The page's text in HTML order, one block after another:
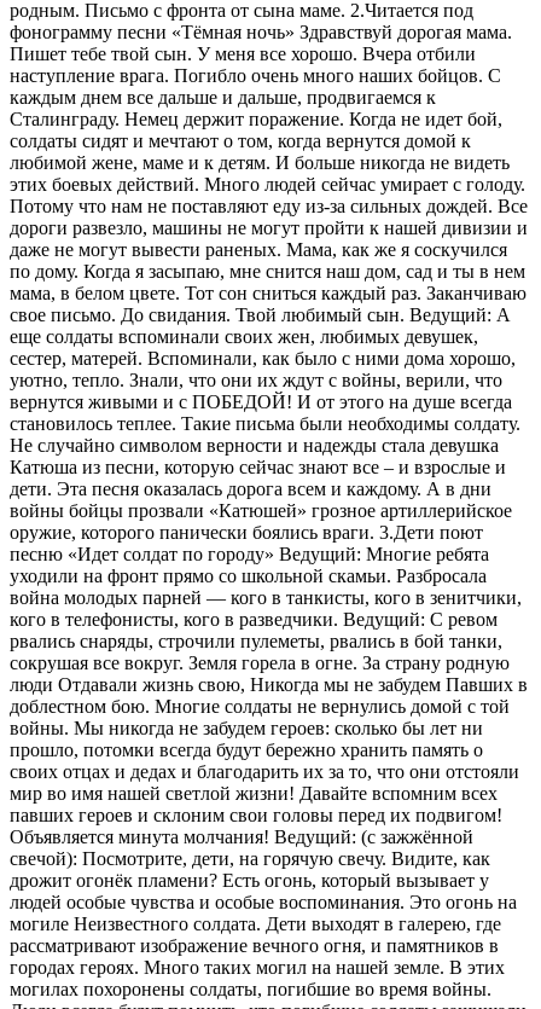
родным. Письмо с фронта от сына маме. 2.Читается под
фонограмму песни «Тёмная ночь» Здравствуй дорогая мама.
Пишет тебе твой сын. У меня все хорошо. Вчера отбили
наступление врага. Погибло очень много наших бойцов. С
каждым днем все дальше и дальше, продвигаемся к
Сталинграду. Немец держит поражение. Когда не идет бой,
солдаты сидят и мечтают о том, когда вернутся домой к
любимой жене, маме и к детям. И больше никогда не видеть
этих боевых действий. Много людей сейчас умирает с голоду.
Потому что нам не поставляют еду из-за сильных дождей. Все
дороги развезло, машины не могут пройти к нашей дивизии и
даже не могут вывести раненых. Мама, как же я соскучился
по дому. Когда я засыпаю, мне снится наш дом, сад и ты в нем
мама, в белом цвете. Тот сон сниться каждый раз. Заканчиваю
свое письмо. До свидания. Твой любимый сын. Ведущий: А
еще солдаты вспоминали своих жен, любимых девушек,
сестер, матерей. Вспоминали, как было с ними дома хорошо,
уютно, тепло. Знали, что они их ждут с войны, верили, что
вернутся живыми и с ПОБЕДОЙ! И от этого на душе всегда
становилось теплее. Такие письма были необходимы солдату.
Не случайно символом верности и надежды стала девушка
Катюша из песни, которую сейчас знают все – и взрослые и
дети. Эта песня оказалась дорога всем и каждому. А в дни
войны бойцы прозвали «Катюшей» грозное артиллерийское
оружие, которого панически боялись враги. 3.Дети поют
песню «Идет солдат по городу» Ведущий: Многие ребята
уходили на фронт прямо со школьной скамьи. Разбросала
война молодых парней — кого в танкисты, кого в зенитчики,
кого в телефонисты, кого в разведчики. Ведущий: С ревом
рвались снаряды, строчили пулеметы, рвались в бой танки,
сокрушая все вокруг. Земля горела в огне. За страну родную
люди Отдавали жизнь свою, Никогда мы не забудем Павших в
доблестном бою. Многие солдаты не вернулись домой с той
войны. Мы никогда не забудем героев: сколько бы лет ни
прошло, потомки всегда будут бережно хранить память о
своих отцах и дедах и благодарить их за то, что они отстояли
мир во имя нашей светлой жизни! Давайте вспомним всех
павших героев и склоним свои головы перед их подвигом!
Объявляется минута молчания! Ведущий: (с зажжённой
свечой): Посмотрите, дети, на горячую свечу. Видите, как
дрожит огонёк пламени? Есть огонь, который вызывает у
людей особые чувства и особые воспоминания. Это огонь на
могиле Неизвестного солдата. Дети выходят в галерею, где
рассматривают изображение вечного огня, и памятников в
городах героях. Много таких могил на нашей земле. В этих
могилах похоронены солдаты, погибшие во время войны.